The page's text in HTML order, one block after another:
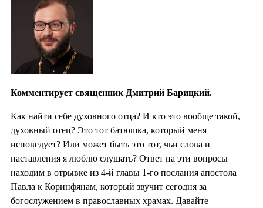
Комментирует священник Дмитрий Барицкий.
Как найти себе духовного отца? И кто это вообще такой,
духовный отец? Это тот батюшка, который меня
исповедует? Или может быть это тот, чьи слова и
наставления я люблю слушать? Ответ на эти вопросы
находим в отрывке из 4-й главы 1-го послания апостола
Павла к Коринфянам, который звучит сегодня за
богослужением в православных храмах. Давайте